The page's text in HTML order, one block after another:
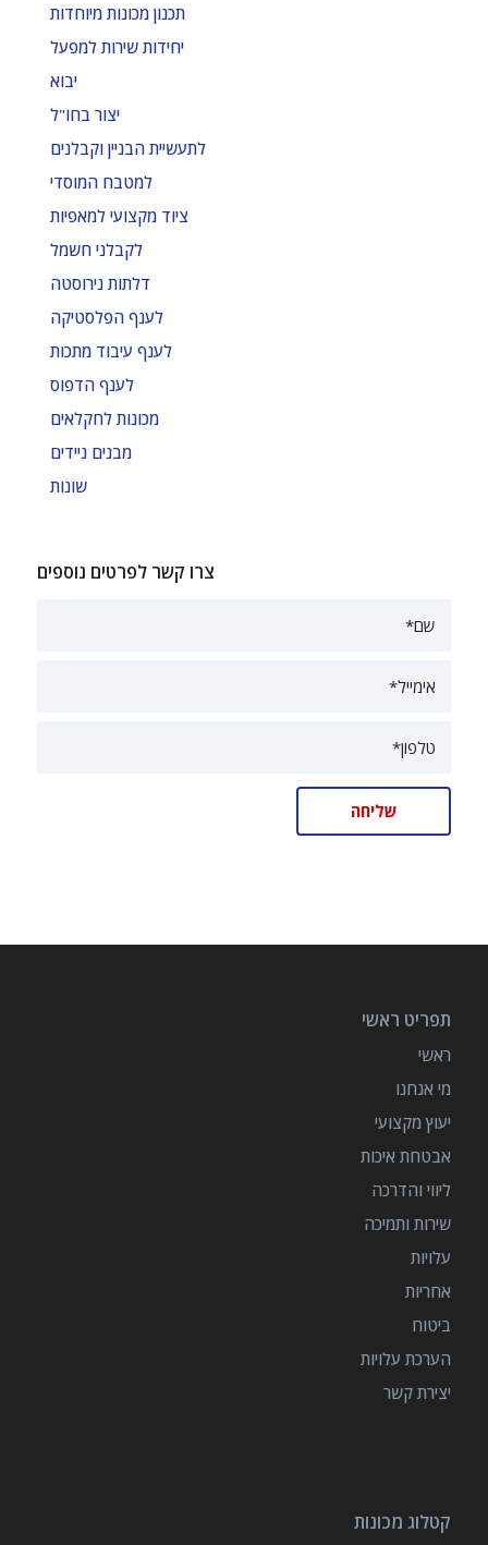
תכנון מכונות מיוחדות
יחידות שירות למפעל
יבוא
יצור בחו"ל
לתעשיית הבניין וקבלנים
למטבח המוסדי
ציוד מקצועי למאפיות
לקבלני חשמל
דלתות נירוסטה
לענף הפלסטיקה
לענף עיבוד מתכות
לענף הדפוס
מכונות לחקלאים
מבנים ניידים
שונות
צרו קשר לפרטים נוספים
תפריט ראשי
ראשי
מי אנחנו
יעוץ מקצועי
אבטחת איכות
ליווי והדרכה
שירות ותמיכה
עלויות
אחריות
ביטוח
הערכת עלויות
יצירת קשר
קטלוג מכונות